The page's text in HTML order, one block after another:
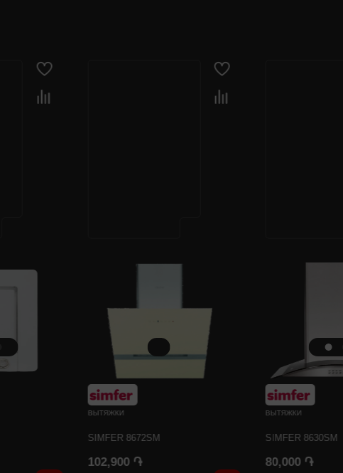
ВЫТЯЖКИ
SIMFER 8672SM
102,900 ֏
ВЫТЯЖКИ
SIMFER 8630SM
80,000 ֏